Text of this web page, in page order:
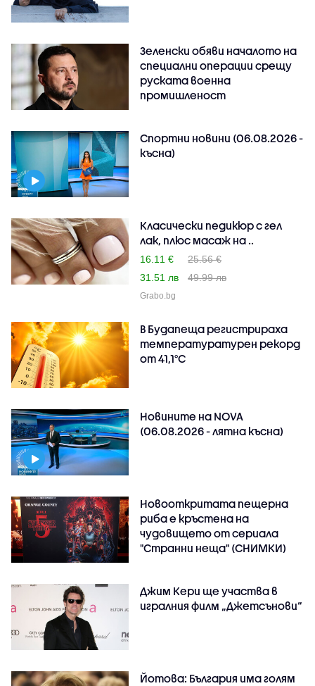
Зеленски обяви началото на
специални операции срещу
руската военна
промишленост
Спортни новини (06.08.2026 -
късна)
Класически педикюр с гел
лак, плюс масаж на ..
16.11 €
25.56 €
31.51 лв
49.99 лв
Grabo.bg
В Будапеща регистрираха
температуратурен рекорд
от 41,1°C
Новините на NOVA
(06.08.2026 - лятна късна)
Новооткритата пещерна
риба е кръстена на
чудовището от сериала
"Странни неща" (СНИМКИ)
Джим Кери ще участва в
игралния филм „Джетсънови“
Йотова: България има голям